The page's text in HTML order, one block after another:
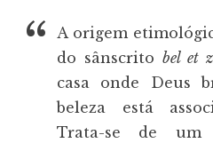
A origem
do sânscrito bel et
casa onde Deus
beleza está
Trata-se de um